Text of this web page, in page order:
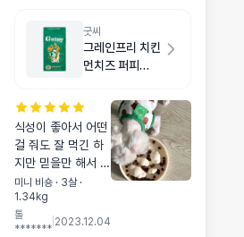
굿씨
그레인프리 치킨
먼치즈 퍼피
식성이 좋아서 어떤
걸 줘도 잘 먹긴 하
지만 믿을만 해서 굿
씨 먹이고 있어요 :)
근데 4개월 아기가
먹기에는 알이 조금
미니 비숑 · 3살 ·
1.34kg
톨
*******
2023.12.04